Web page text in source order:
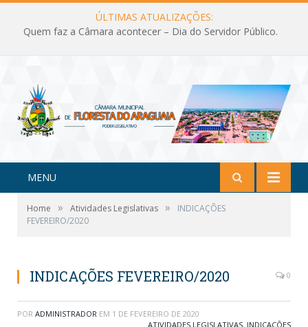
ÚLTIMAS ATUALIZAÇÕES:
Quem faz a Câmara acontecer – Dia do Servidor Público.
MENU
Home » Atividades Legislativas »
INDICAÇÕES
FEVEREIRO/2020
INDICAÇÕES FEVEREIRO/2020 0
POR ADMINISTRADOR EM 1 DE FEVEREIRO DE 2020
ATIVIDADES LEGISLATIVAS, INDICAÇÕES